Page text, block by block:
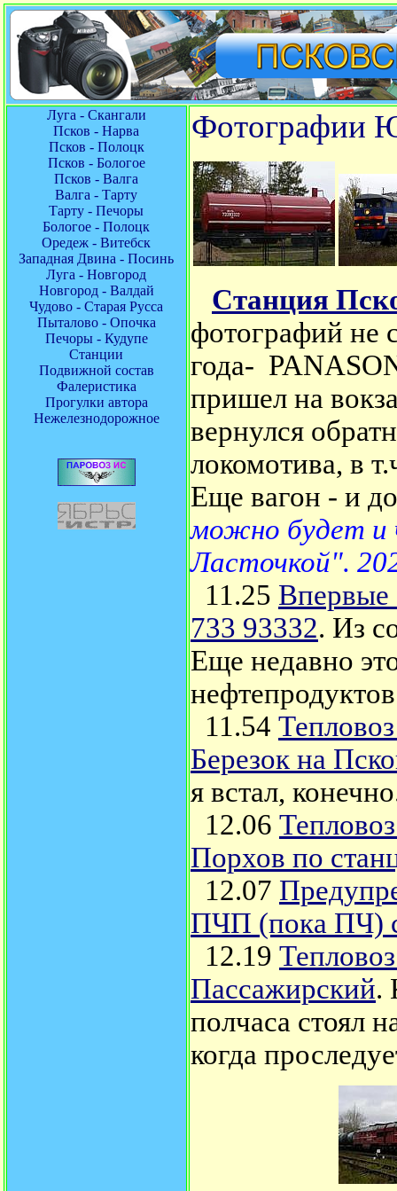
Луга - Скангали
Псков - Нарва
Псков - Полоцк
Псков - Бологое
Псков - Валга
Валга - Тарту
Тарту - Печоры
Бологое - Полоцк
Оредеж - Витебск
Западная Двина - Посинь
Луга - Новгород
Новгород - Валдай
Чудово - Старая Русса
Пыталово - Опочка
Печоры - Кудупе
Станции
Подвижной состав
Фалеристика
Прогулки автора
Нежелезнодорожное
Фотографии
Станция
фотографий не
года-
пришел на
вернулся
локомотива, в
Еще вагон - и
можно будет и
Ласточкой".
11.25 Впервые
733 93332. Из
Еще недавно
11.54
Березок на
я встал,
12.06
Порхов по
12.07
ПЧП (пока ПЧ)
12.19
Пассажирский.
полчаса стоял
когда